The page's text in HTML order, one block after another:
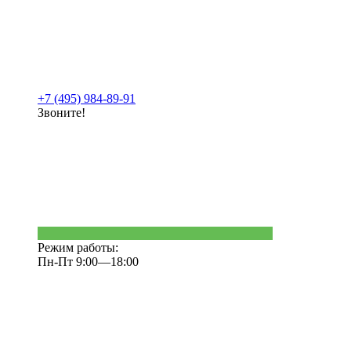
+7 (495) 984-89-91
Звоните!
Режим работы:
Пн-Пт 9:00—18:00